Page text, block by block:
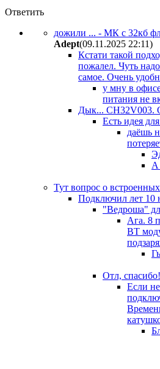
Ответить
дожили ... - МК с 32кб
Adept(09.11.2025 22:11)
Кстати такой
пожалел. Чуть
самое. Очень
у мну в
питания не
Дык... CН32V003.
Есть идея
даёшь
А
Тут вопрос о
Подключил лет 10
"Ведроша"
Ага. 8
BT
Отл,
Если